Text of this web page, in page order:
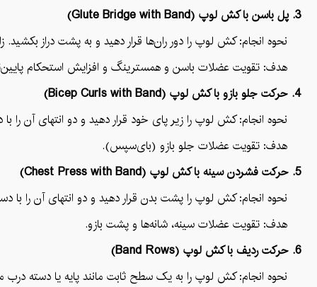
3. پل باسن با کش لوپ (Glute Bridge with Band)
نحوه انجام: کش لوپ را دور ران‌ها قرار دهید و به پشت دراز بکشید.
هدف: تقویت عضلات باسن و همسترینگ و افزایش استحکام
4. حرکت جلو بازو با کش لوپ (Bicep Curls with Band)
نحوه انجام: کش لوپ را زیر پای خود قرار دهید و دو انتهای آن را
هدف: تقویت عضلات جلو بازو (بای‌سپس).
5. حرکت فشردن سینه با کش لوپ (Chest Press with Band)
نحوه انجام: کش لوپ را پشت بدن قرار دهید و دو انتهای آن را با
هدف: تقویت عضلات سینه، شانه‌ها و پشت بازو.
6. حرکت ردیف با کش لوپ (Band Rows)
نحوه انجام: کش لوپ را به یک سطح ثابت مانند پایه یا دسته